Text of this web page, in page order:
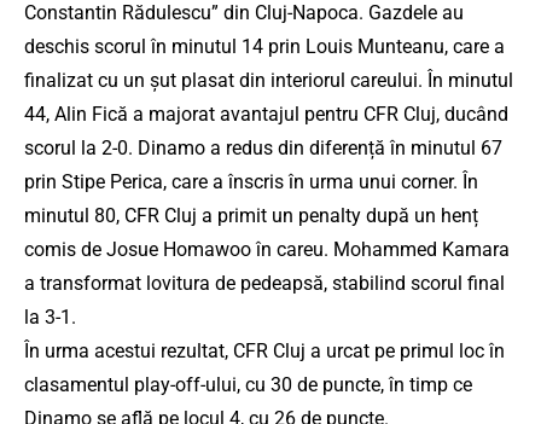
Constantin Rădulescu” din Cluj-Napoca. ​ Gazdele au
deschis scorul în minutul 14 prin Louis Munteanu, care a
finalizat cu un șut plasat din interiorul careului. În minutul
44, Alin Fică a majorat avantajul pentru CFR Cluj, ducând
scorul la 2-0. Dinamo a redus din diferență în minutul 67
prin Stipe Perica, care a înscris în urma unui corner. În
minutul 80, CFR Cluj a primit un penalty după un henț
comis de Josue Homawoo în careu. Mohammed Kamara
a transformat lovitura de pedeapsă, stabilind scorul final
la 3-1.
În urma acestui rezultat, CFR Cluj a urcat pe primul loc în
clasamentul play-off-ului, cu 30 de puncte, în timp ce
Dinamo se află pe locul 4, cu 26 de puncte.